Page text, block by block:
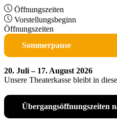
Öffnungszeiten
Vorstellungsbeginn
Öffnungszeiten
Sommerpause
20. Juli – 17. August 2026
Unsere Theaterkasse bleibt in
Übergangsöffnungszeiten